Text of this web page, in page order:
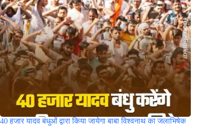
40 हजार यादव बंधुओं द्वारा किया जायेगा बाबा विश्वनाथ का जलाभिषेक